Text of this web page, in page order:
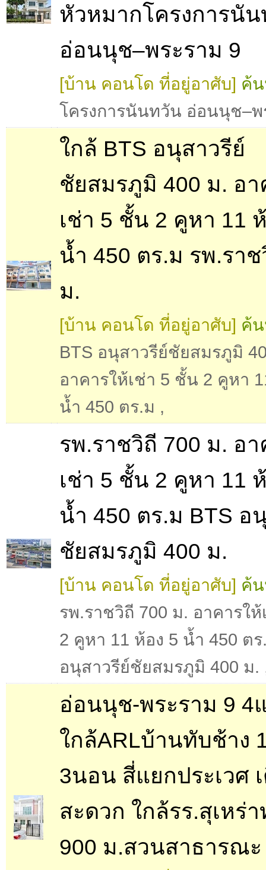
หัวหมากโครงการนั
อ่อนนุช–พระราม 9
[บ้าน คอนโด ที่อยู่อาศับ] ค้
โครงการนันทวัน อ่อนนุช–พ
ใกล้ BTS อนุสาวรีย์
ชัยสมรภูมิ 400 ม. อา
เช่า 5 ชั้น 2 คูหา 11
น้ำ 450 ตร.ม รพ.รา
ม.
[บ้าน คอนโด ที่อยู่อาศับ] ค้
BTS อนุสาวรีย์ชัยสมรภูมิ
อาคารให้เช่า 5 ชั้น 2 คูหา
น้ำ 450 ตร.ม ,
รพ.ราชวิถี 700 ม. อา
เช่า 5 ชั้น 2 คูหา 11
น้ำ 450 ตร.ม BTS อ
ชัยสมรภูมิ 400 ม.
[บ้าน คอนโด ที่อยู่อาศับ] ค้
รพ.ราชวิถี 700 ม. อาคารใ
2 คูหา 11 ห้อง 5 น้ำ 450 ต
อนุสาวรีย์ชัยสมรภูมิ 400 ม.
อ่อนนุช-พระราม 9 4
ใกล้ARLบ้านทับช้าง
3นอน สี่แยกประเวศ
สะดวก ใกล้รร.สุเหร่
900 ม.สวนสาธารณะ